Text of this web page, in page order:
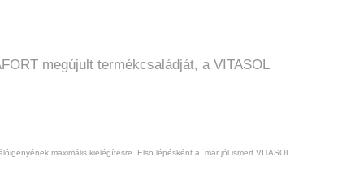
megújult termékcsaládját, a VITASOL
maximális kielégítésre. Elso lépésként a már jól ismert VITASOL